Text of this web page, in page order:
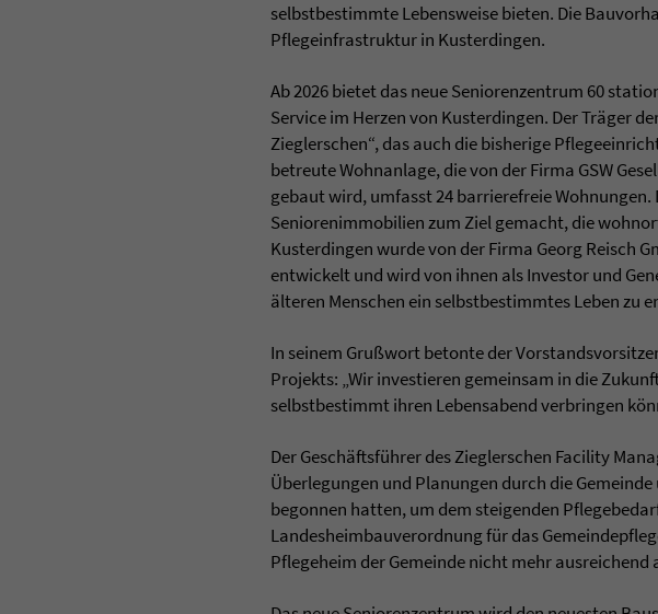
selbstbestimmte Lebensweise bieten. Die
Pflegeinfrastruktur in Kusterdingen.
Ab 2026 bietet das neue Seniorenzentrum 60
Service im Herzen von Kusterdingen. Der Träger
Zieglerschen“, das auch die bisherige
betreute Wohnanlage, die von der Firma GSW
gebaut wird, umfasst 24 barrierefreie Wohnungen.
Seniorenimmobilien zum Ziel gemacht, die
Kusterdingen wurde von der Firma Georg Reisch
entwickelt und wird von ihnen als Investor und
älteren Menschen ein selbstbestimmtes Leben
In seinem Grußwort betonte der
Projekts: „Wir investieren gemeinsam in die
selbstbestimmt ihren Lebensabend verbringen
Der Geschäftsführer des Zieglerschen Facility
Überlegungen und Planungen durch die
begonnen hatten, um dem steigenden
Landesheimbauverordnung für das
Pflegeheim der Gemeinde nicht mehr ausreichend